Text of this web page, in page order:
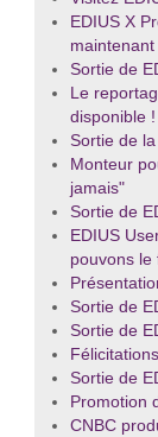
EDIUS X
maintenant
Sortie de
Le
disponible !
Sortie de
Monteur
jamais"
Sortie de
EDIUS
pouvons le
Sortie de
Sortie de
Sortie de
Promotion
CNBC